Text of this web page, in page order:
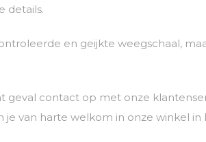
details.
en geijkte weegschaal,
geval contact op met onze
van harte welkom in onze winkel